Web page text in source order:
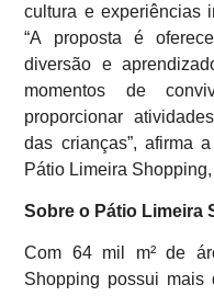
cultura e experiências
“A proposta é
diversão e
momentos de
proporcionar
das crianças”, afirma
Pátio Limeira
Sobre o Pátio Limeira
Com 64 mil m² de
Shopping possui mais